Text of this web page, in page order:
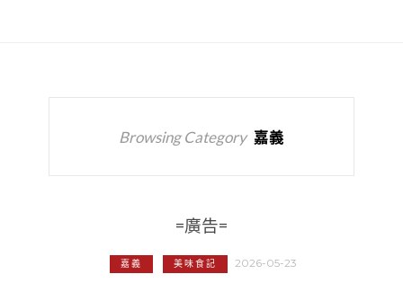
Browsing Category 嘉義
=廣告=
嘉義 美味食記 2026-05-23